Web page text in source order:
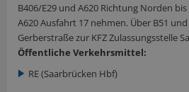
B406/E29 und A620 Richtung Norden
A620 Ausfahrt 17 nehmen. Über B51
Gerberstraße zur KFZ Zulassungsstelle
Öffentliche Verkehrsmittel:
RE (Saarbrücken Hbf)